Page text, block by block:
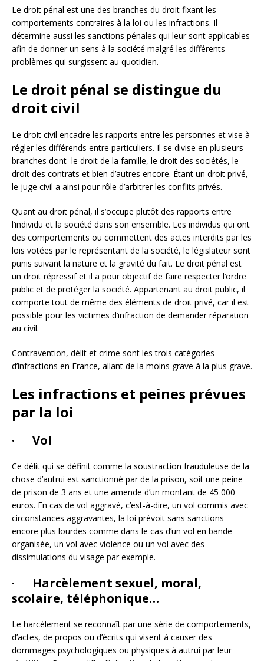
Le droit pénal est une des branches du droit fixant les
comportements contraires à la loi ou les infractions. Il
détermine aussi les sanctions pénales qui leur sont applicables
afin de donner un sens à la société malgré les différents
problèmes qui surgissent au quotidien.
Le droit pénal se distingue du
droit civil
Le droit civil encadre les rapports entre les personnes et vise à
régler les différends entre particuliers. Il se divise en plusieurs
branches dont le droit de la famille, le droit des sociétés, le
droit des contrats et bien d’autres encore. Étant un droit privé,
le juge civil a ainsi pour rôle d’arbitrer les conflits privés.
Quant au droit pénal, il s’occupe plutôt des rapports entre
l’individu et la société dans son ensemble. Les individus qui ont
des comportements ou commettent des actes interdits par les
lois votées par le représentant de la société, le législateur sont
punis suivant la nature et la gravité du fait. Le droit pénal est
un droit répressif et il a pour objectif de faire respecter l’ordre
public et de protéger la société. Appartenant au droit public, il
comporte tout de même des éléments de droit privé, car il est
possible pour les victimes d’infraction de demander réparation
au civil.
Contravention, délit et crime sont les trois catégories
d’infractions en France, allant de la moins grave à la plus grave.
Les infractions et peines prévues
par la loi
· Vol
Ce délit qui se définit comme la soustraction frauduleuse de la
chose d’autrui est sanctionné par de la prison, soit une peine
de prison de 3 ans et une amende d’un montant de 45 000
euros. En cas de vol aggravé, c’est-à-dire, un vol commis avec
circonstances aggravantes, la loi prévoit sans sanctions
encore plus lourdes comme dans le cas d’un vol en bande
organisée, un vol avec violence ou un vol avec des
dissimulations du visage par exemple.
· Harcèlement sexuel, moral,
scolaire, téléphonique…
Le harcèlement se reconnaît par une série de comportements,
d’actes, de propos ou d’écrits qui visent à causer des
dommages psychologiques ou physiques à autrui par leur